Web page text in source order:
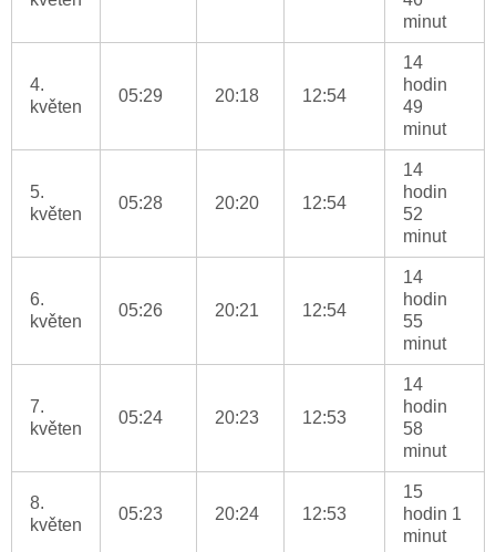
minut
4.
květen
05:29 20:18 12:54
14
hodin
49
minut
5.
květen
05:28 20:20 12:54
14
hodin
52
minut
6.
květen
05:26 20:21 12:54
14
hodin
55
minut
7.
květen
05:24 20:23 12:53
14
hodin
58
minut
8.
květen
05:23 20:24 12:53
15
hodin 1
minut